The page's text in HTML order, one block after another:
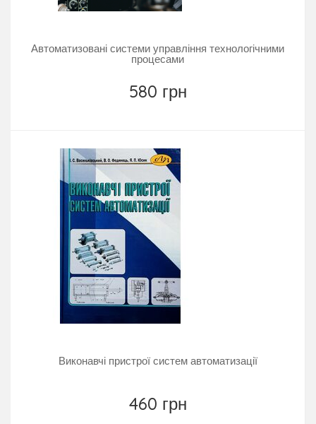
Автоматизовані системи управління технологічними
процесами
580 грн
Виконавчі пристрої систем автоматизації
460 грн